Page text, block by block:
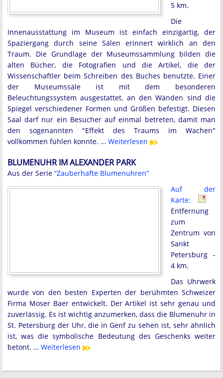
5 km.
Die
Innenausstattung im Museum ist einfach einzigartig, der
Spaziergang durch seine Sälen erinnert wirklich an den
Traum. Die Grundlage der Museumssammlung bilden die
alten Bücher, die Fotografien und die Artikel, die der
Wissenschaftler beim Schreiben des Buches benutzte. Einer
der Museumssäle ist mit dem besonderen
Beleuchtungssystem ausgestattet, an den Wänden sind die
Spiegel verschiedener Formen und Größen befestigt. Diesen
Saal darf nur ein Besucher auf einmal betreten, damit man
den sogenannten "Effekt des Traums im Wachen"
vollkommen fühlen konnte. … Weiterlesen
BLUMENUHR IM ALEXANDER PARK
Aus der Serie “Zauberhafte Blumenuhren”
Auf der
Karte:
Entfernung
zum
Zentrum von
Sankt
Petersburg -
4 km.
Das Uhrwerk
wurde von den besten Experten der berühmten Schweizer
Firma Moser Baer entwickelt. Der Artikel ist sehr genau und
zuverlässig. Es ist wichtig anzumerken, dass die Blumenuhr in
St. Petersburg der Uhr, die in Genf zu sehen ist, sehr ähnlich
ist, was die symbolische Bedeutung des Geschenks weiter
betont. … Weiterlesen